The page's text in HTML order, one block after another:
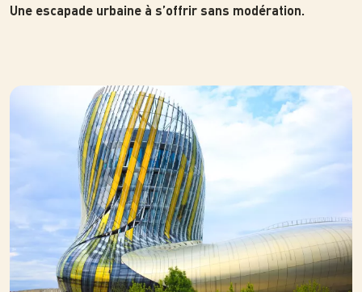
Une escapade urbaine à s’offrir sans modération.
Photo